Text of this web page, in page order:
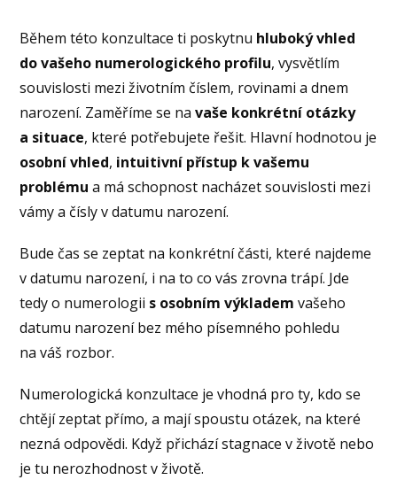
Během této konzultace ti poskytnu hluboký vhled
do vašeho numerologického profilu, vysvětlím
souvislosti mezi životním číslem, rovinami a dnem
narození. Zaměříme se navaše konkrétní otázky
a situace, které potřebujete řešit. Hlavní hodnotou je
osobní vhled, intuitivní přístup k vašemu
problému a má schopnost nacházet souvislosti mezi
vámy a čísly v datumu narození.
Bude čas se zeptat na konkrétní části, které najdeme
v datumu narození, i na to co vás zrovna trápí. Jde
tedy o numerologii s osobním výkladem vašeho
datumu narození bez mého písemného pohledu
na váš rozbor.
Numerologická konzultace je vhodná pro ty, kdo se
chtějí zeptat přímo, a mají spoustu otázek, na které
nezná odpovědi. Když přichází stagnace v životě nebo
je tu nerozhodnost v životě.